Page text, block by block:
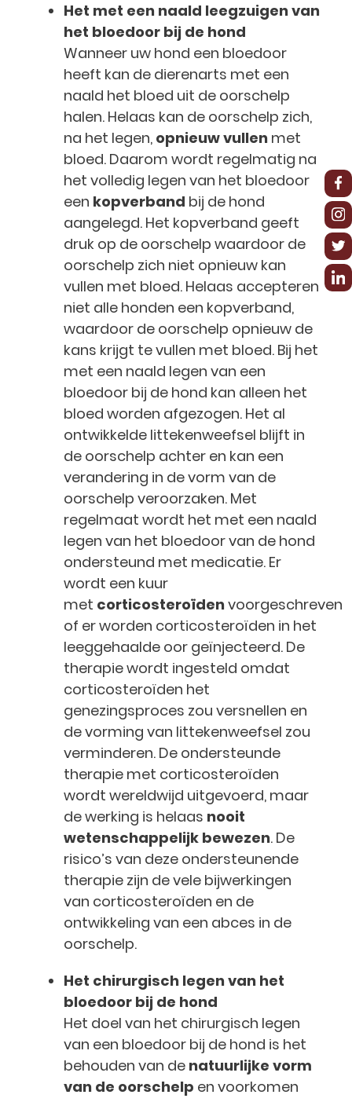
Het met een naald leegzuigen van
het bloedoor bij de hond
Wanneer uw hond een bloedoor
heeft kan de dierenarts met een
naald het bloed uit de oorschelp
halen. Helaas kan de oorschelp zich,
na het legen, opnieuw vullen met
bloed. Daarom wordt regelmatig na
het volledig legen van het bloedoor
een kopverband bij de hond
aangelegd. Het kopverband geeft
druk op de oorschelp waardoor de
oorschelp zich niet opnieuw kan
vullen met bloed. Helaas accepteren
niet alle honden een kopverband,
waardoor de oorschelp opnieuw de
kans krijgt te vullen met bloed. Bij het
met een naald legen van een
bloedoor bij de hond kan alleen het
bloed worden afgezogen. Het al
ontwikkelde littekenweefsel blijft in
de oorschelp achter en kan een
verandering in de vorm van de
oorschelp veroorzaken. Met
regelmaat wordt het met een naald
legen van het bloedoor van de hond
ondersteund met medicatie. Er
wordt een kuur
met corticosteroïdenvoorgeschreven
of er worden corticosteroïden in het
leeggehaalde oor geïnjecteerd. De
therapie wordt ingesteld omdat
corticosteroïden het
genezingsproces zou versnellen en
de vorming van littekenweefsel zou
verminderen. De ondersteunde
therapie met corticosteroïden
wordt wereldwijd uitgevoerd, maar
de werking is helaas nooit
wetenschappelijk bewezen. De
risico’s van deze ondersteunende
therapie zijn de vele bijwerkingen
van corticosteroïden en de
ontwikkeling van een abces in de
oorschelp.
Het chirurgisch legen van het
bloedoor bij de hond
Het doel van het chirurgisch legen
van een bloedoor bij de hond is het
behouden van de natuurlijke vorm
van de oorschelp en voorkomen